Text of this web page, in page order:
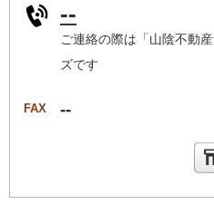
--
ご連絡の際は「山陰不動
ズです
FAX --